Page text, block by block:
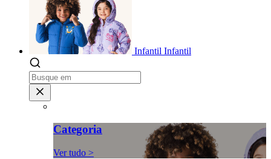
Infantil Infantil
Categoria
Ver tudo >